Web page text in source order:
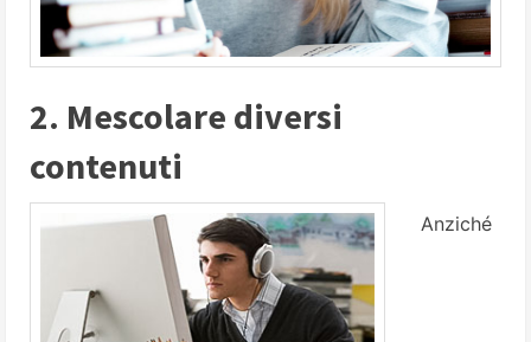
2. Mescolare diversi
contenuti
Anziché